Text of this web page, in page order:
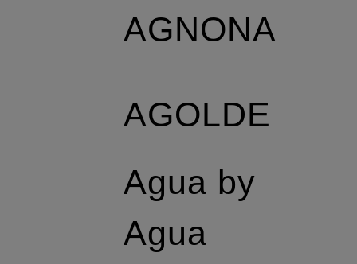
AGNONA
AGOLDE
Agua by
Agua